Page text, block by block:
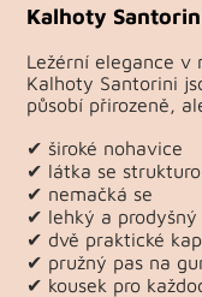
Kalhoty
Ležérní elegance v
Kalhoty Santorini
působí přirozeně,
✔ široké nohavice
✔ látka se
✔ nemačká se
✔ lehký a
✔ dvě praktické
✔ pružný pas na
✔ kousek pro